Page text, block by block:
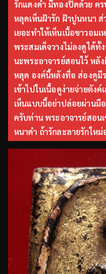
รักแดงดำ มีทองปิดด้วย ค
หลุดเห็นฝ้ารัก ฝ้าปูนหนา
เยอะทำให้เห็นเนื้อขาวอมเ
พระสมเด็จวางไม่ลงดูได้ทั้
นะพระอาจารย์สอนไว้ หลั
หลุด องค์นี้หลังทื่อ ส่องดูมี
เข้าไปในเนื้อดูง่ายจ่ายตัง
เห็นแบบนี้อย่าปล่อยผ่านมื
ครับท่าน พระอาจารย์สอน
หนาดำ ถ้ารักละลายรักให